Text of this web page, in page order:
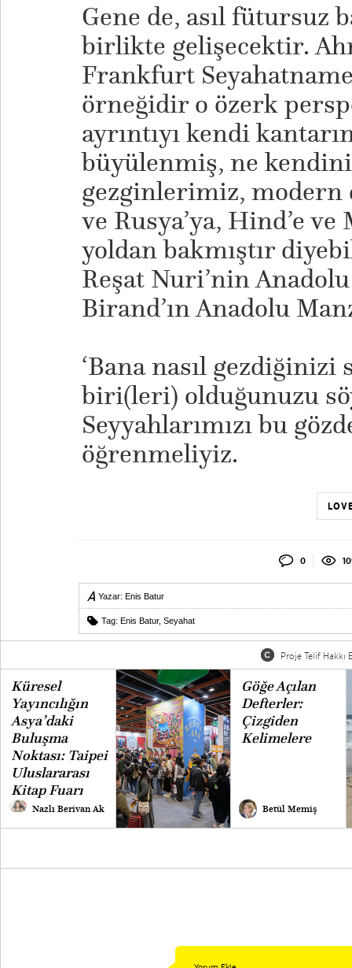
Gene de, asıl fütursuz
birlikte gelişecektir.
Frankfurt
örneğidir o özerk
ayrıntıyı kendi
büyülenmiş, ne
gezginlerimiz, modern
ve Rusya’ya, Hind’e ve
yoldan bakmıştır
Reşat Nuri’nin
Birand’ın Anadolu
‘Bana nasıl gezdiğinizi
biri(leri) olduğunuzu
Seyyahlarımızı bu
öğrenmeliyiz.
0
Yazar: Enis Batur
Tag: Enis Batur, Seyahat
Proje Telif Hakkı
Küresel
Yayıncılığın
Asya’daki
Buluşma
Noktası: Taipei
Uluslararası
Kitap Fuarı
Nazlı Berivan Ak
Göğe Açılan
Defterler:
Çizgiden
Kelimelere
Betül Memiş